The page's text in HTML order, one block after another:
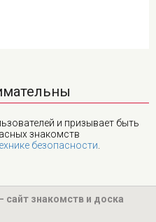
и призывает быть
знакомств
безопасности
сайт знакомств и доска